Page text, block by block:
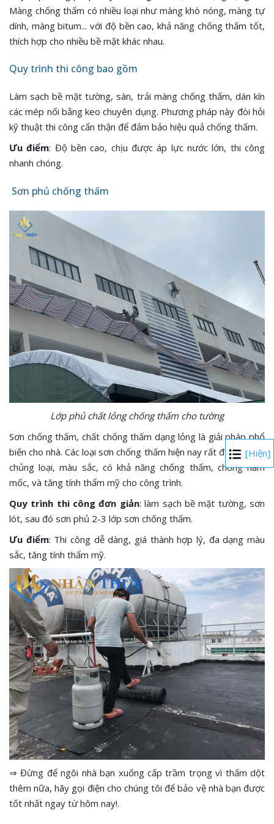
[Hiện]
Màng chống thấm có nhiều loại như màng khò nóng, màng tự
dính, màng bitum... với độ bền cao, khả năng chống thấm tốt,
thích hợp cho nhiều bề mặt khác nhau.
Quy trình thi công bao gồm
Làm sạch bề mặt tường, sàn, trải màng chống thấm, dán kín
các mép nối bằng keo chuyên dụng. Phương pháp này đòi hỏi
kỹ thuật thi công cẩn thận để đảm bảo hiệu quả chống thấm.
Ưu điểm: Độ bền cao, chịu được áp lực nước lớn, thi công
nhanh chóng.
Sơn phủ chống thấm
Lớp phủ chất lỏng chống thấm cho tường
Sơn chống thấm, chất chống thấm dạng lỏng là giải pháp phổ
biến cho nhà. Các loại sơn chống thấm hiện nay rất đa dạng về
chủng loại, màu sắc, có khả năng chống thấm, chống nấm
mốc, và tăng tính thẩm mỹ cho công trình.
Quy trình thi công đơn giản: làm sạch bề mặt tường, sơn
lót, sau đó sơn phủ 2-3 lớp sơn chống thấm.
Ưu điểm: Thi công dễ dàng, giá thành hợp lý, đa dạng màu
sắc, tăng tính thẩm mỹ.
⇒ Đừng để ngôi nhà bạn xuống cấp trầm trọng vì thấm dột
thêm nữa, hãy gọi điện cho chúng tôi để bảo vệ nhà bạn được
tốt nhất ngay từ hôm nay!.